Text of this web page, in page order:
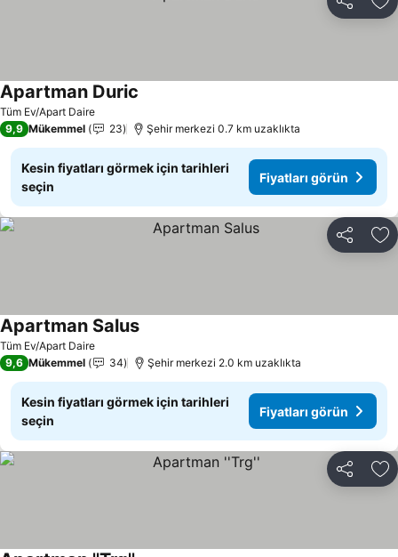
Paylaş
Tüm Ev/Apart Daire
Apartman Duric
9,9 Mükemmel 23 Şehir merkezi 0.7 km uzaklıkta
Kesin fiyatları görmek için tarihleri
seçin
Fiyatları görün
Paylaş
Tüm Ev/Apart Daire
Apartman Salus
9,6 Mükemmel 34 Şehir merkezi 2.0 km uzaklıkta
Kesin fiyatları görmek için tarihleri
seçin
Fiyatları görün
Paylaş